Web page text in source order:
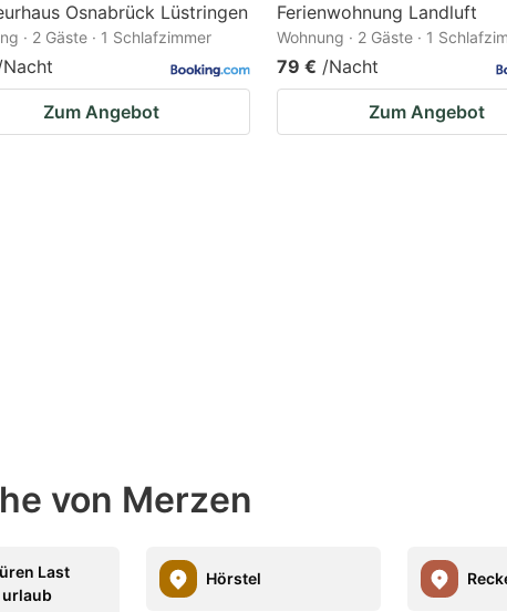
Osnabrück Lüstringen
· 2 Gäste · 1 Schlafzimmer
Zum Angebot
Ferienwohnung Landluft
Wohnung · 2 Gäste · 1
79 € /Nacht
Zum Angebot
von Merzen
Last
Hörstel